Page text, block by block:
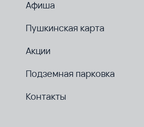
Афиша
Пушкинская карта
Акции
Подземная парковка
Контакты